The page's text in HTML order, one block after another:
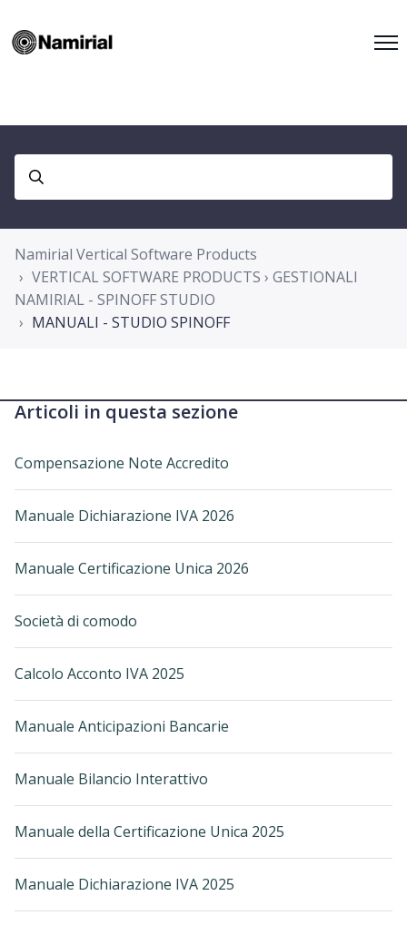
Namirial Vertical Software Products
VERTICAL SOFTWARE PRODUCTS › GESTIONALI
NAMIRIAL - SPINOFF STUDIO
MANUALI - STUDIO SPINOFF
Articoli in questa sezione
Compensazione Note Accredito
Manuale Dichiarazione IVA 2026
Manuale Certificazione Unica 2026
Società di comodo
Calcolo Acconto IVA 2025
Manuale Anticipazioni Bancarie
Manuale Bilancio Interattivo
Manuale della Certificazione Unica 2025
Manuale Dichiarazione IVA 2025